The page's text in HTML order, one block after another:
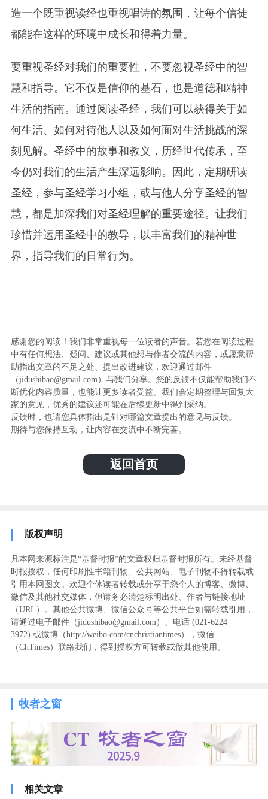
造一个既重视读经也重视唱诗的氛围，让每个信徒
都能在这样的环境中成长和得着力量。
要重视圣经对我们的重要性，不要忽视圣经中的智
慧和指导。它不仅是信仰的基石，也是道德和精神
生活的指南。通过阅读圣经，我们可以获得关于如
何生活、如何对待他人以及如何面对生活挑战的深
刻见解。圣经中的故事和教义，历经世代传承，至
今仍对我们的生活产生深远影响。因此，定期研读
圣经，参与圣经学习小组，或与他人分享圣经的智
慧，都是加深我们对圣经理解的重要途径。让我们
珍惜并运用圣经中的教导，以丰富我们的精神世
界，指导我们的日常行为。
感谢您的阅读！我们非常重视每一位读者的声音。若您在阅读过程
中有任何想法、疑问、建议或其他想与作者交流的内容，或愿意帮
助指出文章的不足之处、提出改进建议，欢迎通过邮件
（jidushibao@gmail.com）与我们分享。您的反馈不仅能帮助我们不
断优化内容质量，也能让更多读者受益。我们会定期整理与回复大
家的意见，优秀的建议还可能在后续更新中得到采纳。
反馈时，也请您具体指出是针对哪篇文章提出的意见与反馈。
期待与您保持互动，让内容在交流中不断完善。
返回首页
版权声明
凡本网来源标注是“基督时报”的文章权归基督时报所有。未经基督
时报授权，任何印刷性书籍刊物、公共网站、电子刊物不得转载或
引用本网图文。欢迎个体读者转载或分享于您个人的博客、微博、
微信及其他社交媒体，但请务必清楚标明出处、作者与链接地址
（URL）。其他公共微博、微信公众号等公共平台如需转载引用，
请通过电子邮件（jidushibao@gmail.com）、电话 (021-6224
3972) ‬或微博（http://weibo.com/cnchristiantimes），微信
（ChTimes）联络我们，得到授权方可转载或做其他使用。
牧者之窗
相关文章